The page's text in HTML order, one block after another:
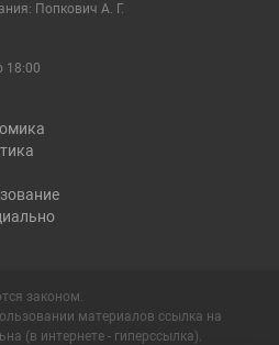
Попкович А. Г.
18:00
законом.
материалов ссылка на
(в интернете - гиперссылка).